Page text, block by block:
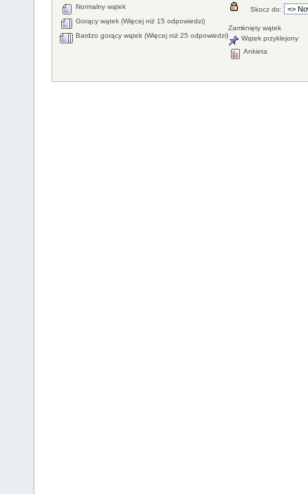
Skocz do:
Normalny wątek
Gorący wątek (Więcej niż 15 odpowiedzi)
Bardzo gorący wątek (Więcej niż 25 odpowiedzi)
Zamknięty wątek
Wątek przyklejony
Ankieta